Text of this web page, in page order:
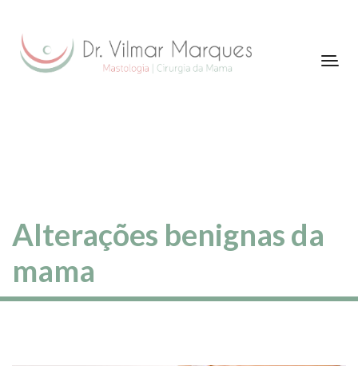
Alterações benignas da
mama